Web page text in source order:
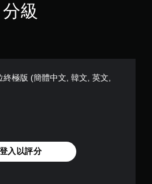
分級
極版 (簡體中文, 韓文, 英文,
登入以評分